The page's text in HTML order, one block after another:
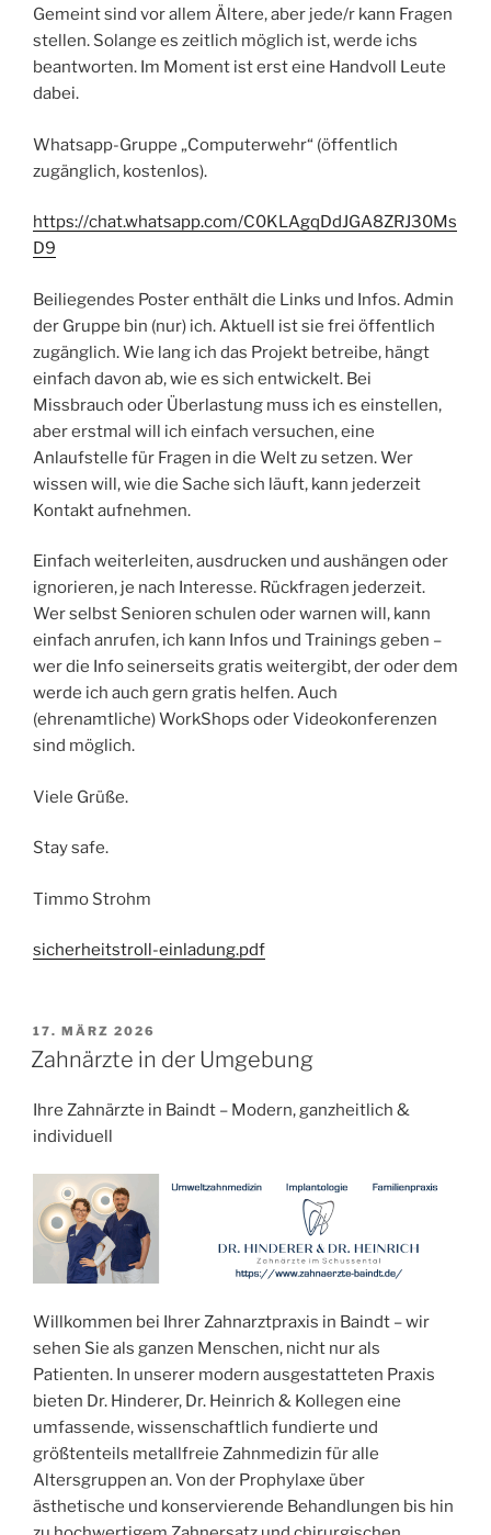
Gemeint sind vor allem Ältere, aber jede/r kann Fragen
stellen. Solange es zeitlich möglich ist, werde ichs
beantworten. Im Moment ist erst eine Handvoll Leute
dabei.
Whatsapp-Gruppe „Computerwehr“ (öffentlich
zugänglich, kostenlos).
https://chat.whatsapp.com/C0KLAgqDdJGA8ZRJ30Ms
D9
Beiliegendes Poster enthält die Links und Infos. Admin
der Gruppe bin (nur) ich. Aktuell ist sie frei öffentlich
zugänglich. Wie lang ich das Projekt betreibe, hängt
einfach davon ab, wie es sich entwickelt. Bei
Missbrauch oder Überlastung muss ich es einstellen,
aber erstmal will ich einfach versuchen, eine
Anlaufstelle für Fragen in die Welt zu setzen. Wer
wissen will, wie die Sache sich läuft, kann jederzeit
Kontakt aufnehmen.
Einfach weiterleiten, ausdrucken und aushängen oder
ignorieren, je nach Interesse. Rückfragen jederzeit.
Wer selbst Senioren schulen oder warnen will, kann
einfach anrufen, ich kann Infos und Trainings geben –
wer die Info seinerseits gratis weitergibt, der oder dem
werde ich auch gern gratis helfen. Auch
(ehrenamtliche) WorkShops oder Videokonferenzen
sind möglich.
Viele Grüße.
Stay safe.
Timmo Strohm
sicherheitstroll-einladung.pdf
VERÖFFENTLICHT
AM
17. MÄRZ 2026
Zahnärzte in der Umgebung
Ihre Zahnärzte in Baindt – Modern, ganzheitlich &
individuell
Willkommen bei Ihrer Zahnarztpraxis in Baindt – wir
sehen Sie als ganzen Menschen, nicht nur als
Patienten. In unserer modern ausgestatteten Praxis
bieten Dr. Hinderer, Dr. Heinrich & Kollegen eine
umfassende, wissenschaftlich fundierte und
größtenteils metallfreie Zahnmedizin für alle
Altersgruppen an. Von der Prophylaxe über
ästhetische und konservierende Behandlungen bis hin